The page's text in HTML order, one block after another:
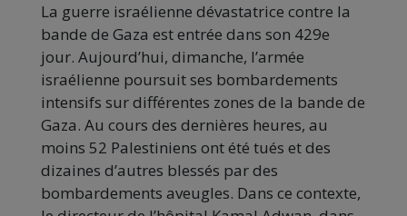
La guerre israélienne dévastatrice contre la
bande de Gaza est entrée dans son 429e
jour. Aujourd’hui, dimanche, l’armée
israélienne poursuit ses bombardements
intensifs sur différentes zones de la bande de
Gaza. Au cours des dernières heures, au
moins 52 Palestiniens ont été tués et des
dizaines d’autres blessés par des
bombardements aveugles. Dans ce contexte,